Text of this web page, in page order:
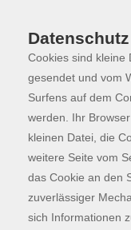
Skip to main content
Programm
Der Kurs
Datenschutz
Cookies sind kleine
gesendet und vom
Surfens auf dem
werden. Ihr
kleinen Datei, die
weitere Seite vom
das Cookie an den
zuverlässiger
sich Informationen